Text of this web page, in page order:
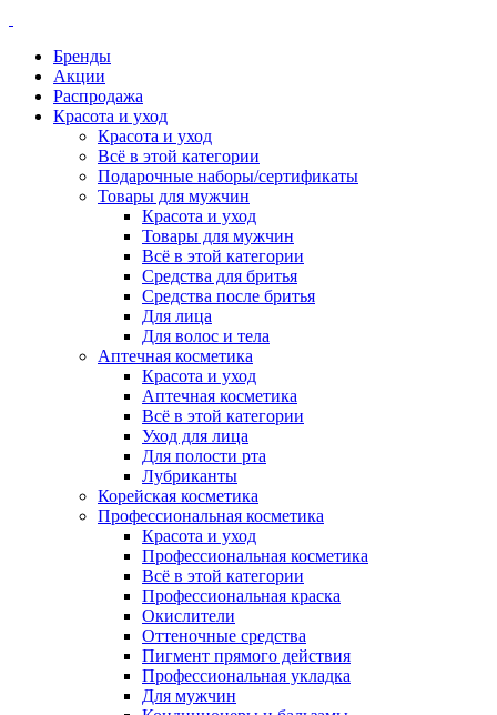
Бренды
Акции
Распродажа
Красота и уход
Красота и уход
Всё в этой категории
Подарочные наборы/сертификаты
Товары для мужчин
Красота и уход
Товары для мужчин
Всё в этой категории
Средства для бритья
Средства после бритья
Для лица
Для волос и тела
Аптечная косметика
Красота и уход
Аптечная косметика
Всё в этой категории
Уход для лица
Для полости рта
Лубриканты
Корейская косметика
Профессиональная косметика
Красота и уход
Профессиональная косметика
Всё в этой категории
Профессиональная краска
Окислители
Оттеночные средства
Пигмент прямого действия
Профессиональная укладка
Для мужчин